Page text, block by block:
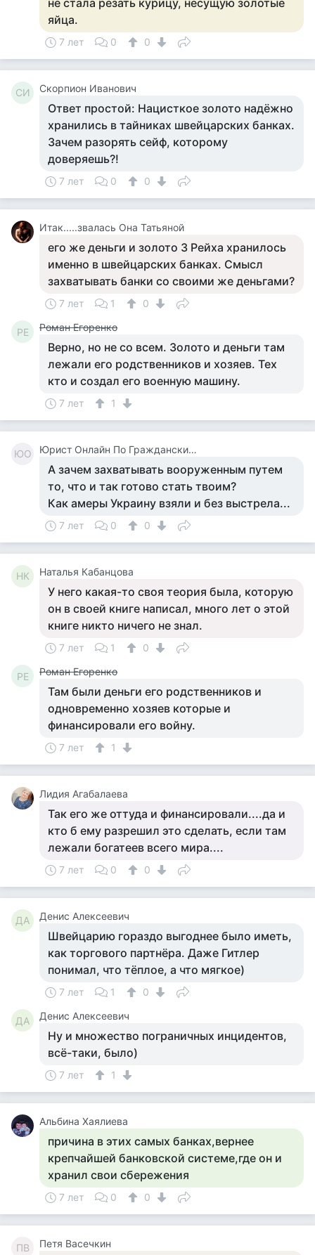
не стала резать курицу, несущую золотые
яйца.
7 лет 0 0
СИ Скорпион Иванович
Ответ простой: Нацисткое золото надёжно
хранились в тайниках швейцарских банках.
Зачем разорять сейф, которому
доверяешь?!
7 лет 0 0
Итак.....звалась Она Татьяной
его же деньги и золото 3 Рейха хранилось
именно в швейцарских банках. Смысл
захватывать банки со своими же деньгами?
7 лет 1 0
РЕ Роман Егоренко
Верно, но не со всем. Золото и деньги там
лежали его родственников и хозяев. Тех
кто и создал его военную машину.
7 лет 1
ЮО Юрист Онлайн По Гражданским Делам
А зачем захватывать вооруженным путем
то, что и так готово стать твоим?
Как амеры Украину взяли и без выстрела...
7 лет 0 0
НК Наталья Кабанцова
У него какая-то своя теория была, которую
он в своей книге написал, много лет о этой
книге никто ничего не знал.
7 лет 1 0
РЕ Роман Егоренко
Там были деньги его родственников и
одновременно хозяев которые и
финансировали его войну.
7 лет 1
Лидия Агабалаева
Так его же оттуда и финансировали....да и
кто б ему разрешил это сделать, если там
лежали богатеев всего мира....
7 лет 0 0
ДА Денис Алексеевич
Швейцарию гораздо выгоднее было иметь,
как торгового партнёра. Даже Гитлер
понимал, что тёплое, а что мягкое)
7 лет 1 0
ДА Денис Алексеевич
Ну и множество пограничных инцидентов,
всё-таки, было)
7 лет 1
Альбина Хаялиева
причина в этих самых банках,вернее
крепчайшей банковской системе,где он и
хранил свои сбережения
7 лет 0 0
ПВ Петя Васечкин